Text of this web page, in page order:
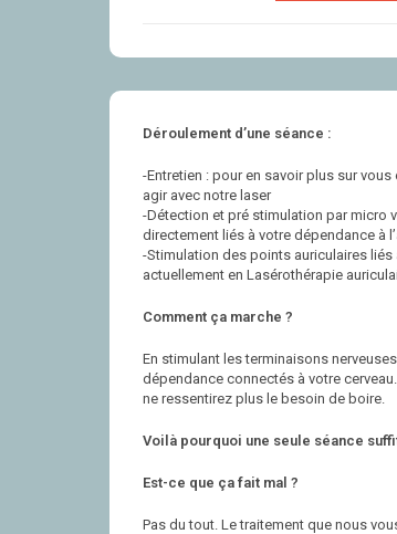
Déroulement d’une séance :
-Entretien : pour en savoir plus sur
agir avec notre laser
-Détection et pré stimulation par micro
directement liés à votre dépendance à
-Stimulation des points auriculaires liés
actuellement en Lasérothérapie
Comment ça marche ?
En stimulant les terminaisons
dépendance connectés à votre
ne ressentirez plus le besoin de boire.
Voilà pourquoi une seule séance
Est-ce que ça fait mal ?
Pas du tout. Le traitement que nous